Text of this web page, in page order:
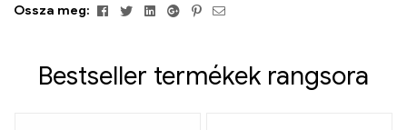
Ossza meg:
FacebookTwitterLinkedinGoogle+Pinterest
Email
Bestseller termékek rangsora